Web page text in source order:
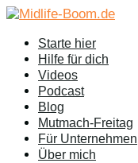
Starte hier
Hilfe für dich
Videos
Podcast
Blog
Mutmach-Freitag
Für Unternehmen
Über mich